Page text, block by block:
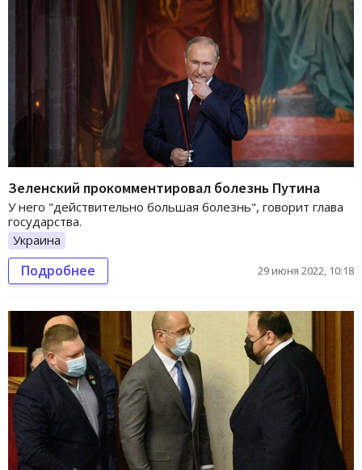
Зеленский прокомментировал болезнь Путина
У него "действительно большая болезнь", говорит глава
государства.
Украина
Подробнее 29 июня 2022, 10:18